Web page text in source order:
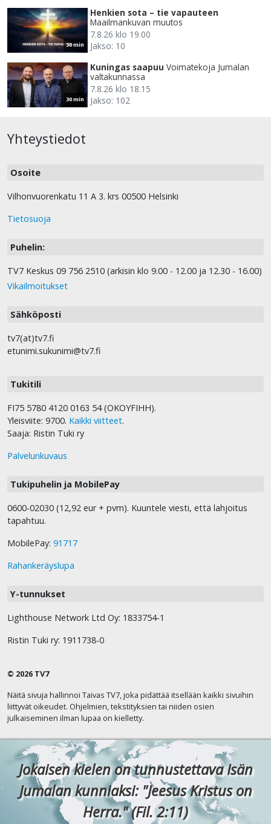
30 min
Henkien sota – tie vapauteen
Maailmankuvan muutos
7.8.26 klo 19.00
Jakso: 10
30 min
Kuningas saapuu Voimatekoja Jumalan
valtakunnassa
7.8.26 klo 18.15
Jakso: 102
Yhteystiedot
Osoite
Vilhonvuorenkatu 11 A 3. krs 00500 Helsinki
Tietosuoja
Puhelin:
TV7 Keskus 09 756 2510 (arkisin klo 9.00 - 12.00 ja 12.30 - 16.00)
Vikailmoitukset
Sähköposti
tv7(at)tv7.fi
etunimi.sukunimi@tv7.fi
Tukitili
FI75 5780 4120 0163 54 (OKOYFIHH).
Yleisviite: 9700. Kaikki viitteet.
Saaja: Ristin Tuki ry
Palvelunkuvaus
Tukipuhelin ja MobilePay
0600-02030 (12,92 eur + pvm). Kuuntele viesti, että lahjoitus
tapahtuu.
MobilePay: 91717
Rahankeräyslupa
Y-tunnukset
Lighthouse Network Ltd Oy: 1833754-1
Ristin Tuki ry: 1911738-0
© 2026 TV7
Näitä sivuja hallinnoi Taivas TV7, joka pidättää itsellään kaikki sivuihin
liittyvät oikeudet. Ohjelmien, tekstityksien tai niiden osien
julkaiseminen ilman lupaa on kielletty.
Jokaisen kielen on tunnustettava Isän
Jumalan kunniaksi: "Jeesus Kristus on
Herra." (Fil. 2:11)